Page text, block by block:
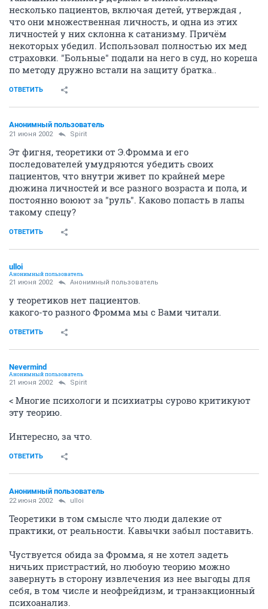
несколько пациентов, включая детей, утверждая ,
что они множественная личность, и одна из этих
личностей у них склонна к сатанизму. Причём
некоторых убедил. Использовал полностью их мед
страховки. "Больные" подали на него в суд, но кореша
по методу дружно встали на защиту братка..
ОТВЕТИТЬ
Анонимный пользователь
21 июня 2002 Spirit
Эт фигня, теоретики от Э.Фромма и его
последователей умудряются убедить своих
пациентов, что внутри живет по крайней мере
дюжина личностей и все разного возраста и пола, и
постоянно воюют за "руль". Каково попасть в лапы
такому спецу?
ОТВЕТИТЬ
ulloi
Анонимный пользователь
21 июня 2002 Анонимный пользователь
у теоретиков нет пациентов.
какого-то разного Фромма мы с Вами читали.
ОТВЕТИТЬ
Nevermind
Анонимный пользователь
21 июня 2002 Spirit
< Многие психологи и психиатры сурово критикуют
эту теорию.
Интересно, за что.
ОТВЕТИТЬ
Анонимный пользователь
22 июня 2002 ulloi
Теоретики в том смысле что люди далекие от
практики, от реальности. Кавычки забыл поставить.
Чуствуется обида за Фромма, я не хотел задеть
ничьих пристрастий, но любоую теорию можно
завернуть в сторону извлечения из нее выгоды для
себя, в том числе и неофрейдизм, и транзакционный
психоанализ.